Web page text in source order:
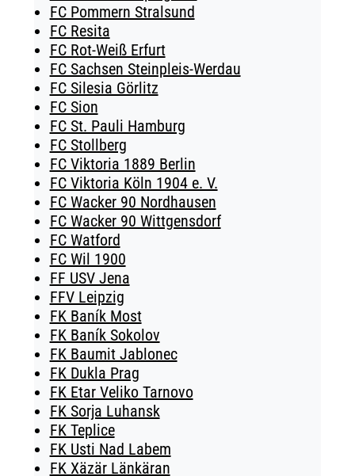
FC Pommern Stralsund
FC Resita
FC Rot-Weiß Erfurt
FC Sachsen Steinpleis-Werdau
FC Silesia Görlitz
FC Sion
FC St. Pauli Hamburg
FC Stollberg
FC Viktoria 1889 Berlin
FC Viktoria Köln 1904 e. V.
FC Wacker 90 Nordhausen
FC Wacker 90 Wittgensdorf
FC Watford
FC Wil 1900
FF USV Jena
FFV Leipzig
FK Baník Most
FK Baník Sokolov
FK Baumit Jablonec
FK Dukla Prag
FK Etar Veliko Tarnovo
FK Sorja Luhansk
FK Teplice
FK Usti Nad Labem
FK Xäzär Länkäran